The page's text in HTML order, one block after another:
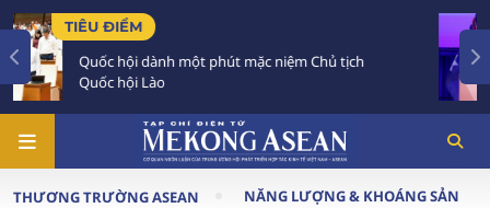
Chủ tịch
Hợp tác khoa học, công nghệ là
THƯƠNG TRƯỜNG ASEAN NĂNG LƯỢNG & KHOÁNG SẢN